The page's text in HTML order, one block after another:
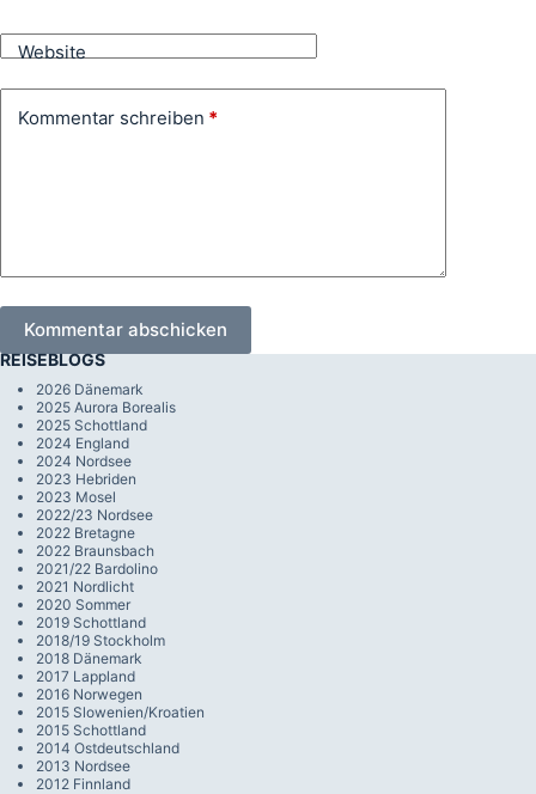
Website
Kommentar schreiben *
Kommentar abschicken
REISEBLOGS
2026 Dänemark
2025 Aurora Borealis
2025 Schottland
2024 England
2024 Nordsee
2023 Hebriden
2023 Mosel
2022/23 Nordsee
2022 Bretagne
2022 Braunsbach
2021/22 Bardolino
2021 Nordlicht
2020 Sommer
2019 Schottland
2018/19 Stockholm
2018 Dänemark
2017 Lappland
2016 Norwegen
2015 Slowenien/Kroatien
2015 Schottland
2014 Ostdeutschland
2013 Nordsee
2012 Finnland